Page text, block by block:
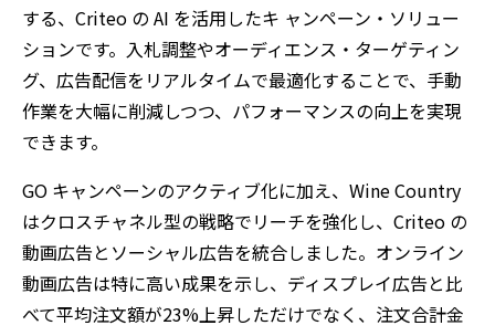
する、 Criteo の AI を活用したキ ャンペーン・ソリュー
ションです。入札調整やオーディエンス・ターゲティン
グ、広告配信をリアルタイムで最適化することで、手動
作業を大幅に削減しつつ、パフォーマンスの向上を実現
できます。
GO キャンペーンのアクティブ化に加え、 Wine Country
はクロスチャネル型の戦略でリーチを強化し、 Criteo の
動画広告とソーシャル広告を統合しました。オンライン
動画広告は特に高い成果を示し、ディスプレイ広告と比
べて平均注文額が23%上昇しただけでなく、注文合計金